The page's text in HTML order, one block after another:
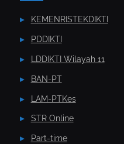
KEMENRISTEKDIKTI
PDDIKTI
LDDIKTI Wilayah 11
BAN-PT
LAM-PTKes
STR Online
Part-time